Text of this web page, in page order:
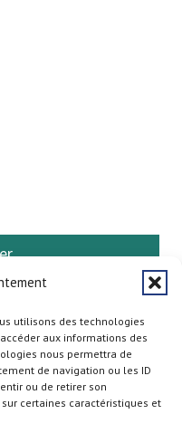
utilisons des technologies
aux informations des
nous permettra de
de navigation ou les ID
ou de retirer son
certaines caractéristiques et